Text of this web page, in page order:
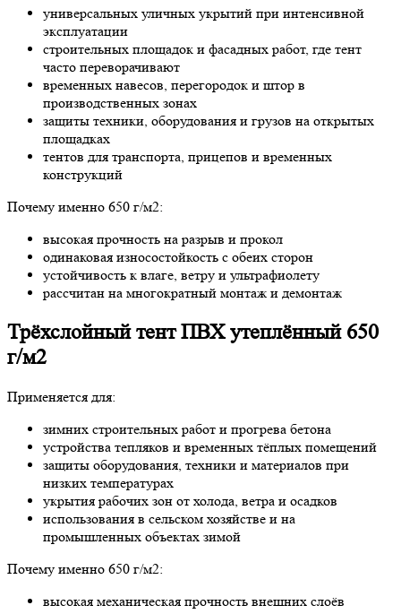
универсальных уличных укрытий при интенсивной
эксплуатации
строительных площадок и фасадных работ, где тент
часто переворачивают
временных навесов, перегородок и штор в
производственных зонах
защиты техники, оборудования и грузов на открытых
площадках
тентов для транспорта, прицепов и временных
конструкций
Почему именно 650 г/м2:
высокая прочность на разрыв и прокол
одинаковая износостойкость с обеих сторон
устойчивость к влаге, ветру и ультрафиолету
рассчитан на многократный монтаж и демонтаж
Трёхслойный тент ПВХ утеплённый 650
г/м2
Применяется для:
зимних строительных работ и прогрева бетона
устройства тепляков и временных тёплых помещений
защиты оборудования, техники и материалов при
низких температурах
укрытия рабочих зон от холода, ветра и осадков
использования в сельском хозяйстве и на
промышленных объектах зимой
Почему именно 650 г/м2:
высокая механическая прочность внешних слоёв